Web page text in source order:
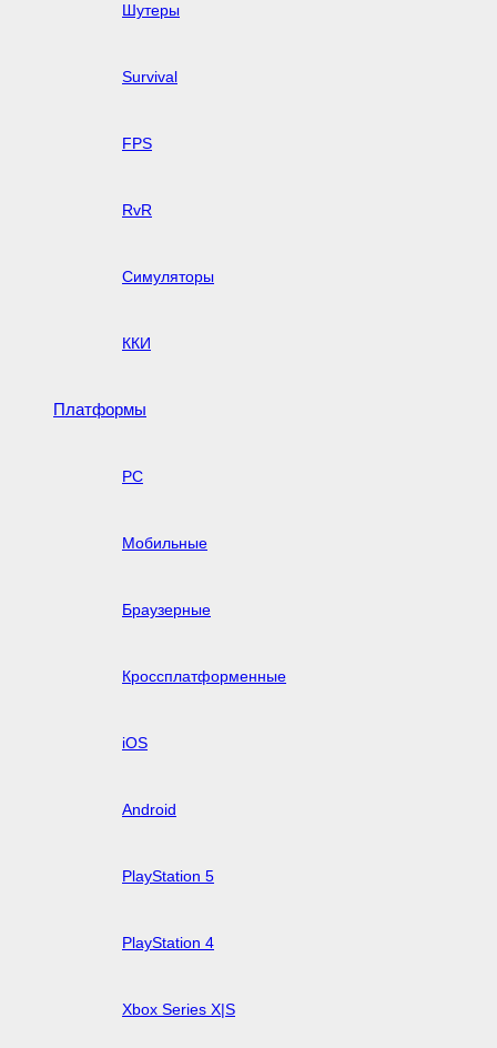
Шутеры
Survival
FPS
RvR
Симуляторы
ККИ
Платформы
PC
Мобильные
Браузерные
Кроссплатформенные
iOS
Android
PlayStation 5
PlayStation 4
Xbox Series X|S